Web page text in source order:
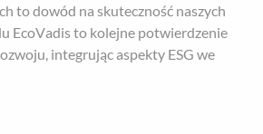
to dowód na skuteczność naszych
EcoVadis to kolejne potwierdzenie
integrując aspekty ESG we